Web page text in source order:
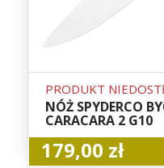
PRODUKT
NÓŻ SPYDERCO
CARACARA 2 G10
179,00 zł